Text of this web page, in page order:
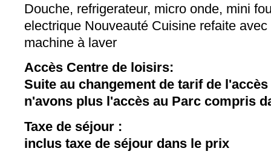
Douche, refrigerateur, micro onde, mini
electrique Nouveauté Cuisine refaite
machine à laver
Accès Centre de loisirs:
Suite au changement de tarif de
n'avons plus l'accès au Parc compris
Taxe de séjour :
inclus taxe de séjour dans le prix